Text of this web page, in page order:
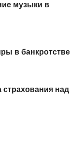
музыки в
в банкротстве
страхования над